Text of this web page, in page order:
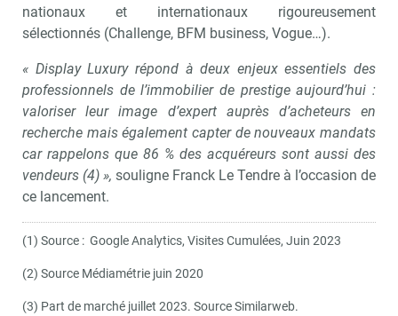
nationaux et internationaux rigoureusement
sélectionnés (Challenge, BFM business, Vogue…).
« Display Luxury répond à deux enjeux essentiels des
professionnels de l’immobilier de prestige aujourd’hui :
valoriser leur image d’expert auprès d’acheteurs en
recherche mais également capter de nouveaux mandats
car rappelons que 86 % des acquéreurs sont aussi des
vendeurs (4) », souligne Franck Le Tendre à l’occasion de
ce lancement.
(1) Source : Google Analytics, Visites Cumulées, Juin 2023
(2) Source Médiamétrie juin 2020
(3) Part de marché juillet 2023. Source Similarweb.